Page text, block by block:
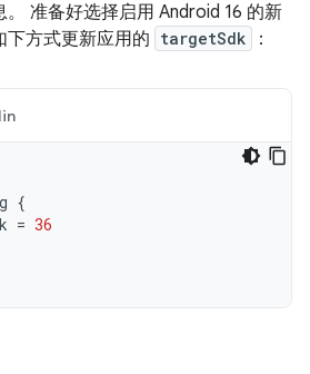
准备好选择启用 Android 16 的新
下方式更新应用的 targetSdk ：
{
= 36